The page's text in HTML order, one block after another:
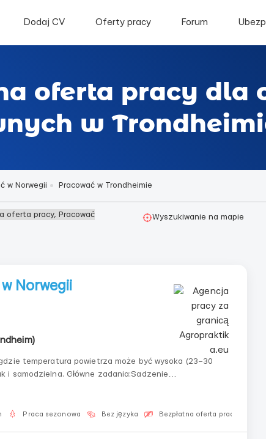
Dodaj CV Oferty pracy Forum
oferta pracy dla
w
w Norwegii Pracować w Trondheimie
oferta pracy, Pracować
Wyszukiwanie na mapie
Norwegii
temperatura powietrza może być wysoka (23–30
i samodzielna. Główne zadania:Sadzenie
zawijanie, aby rosły w górę, zbieranie liściZbiór p...
Praca sezonowa Bez języka Bezpłatna oferta pracy